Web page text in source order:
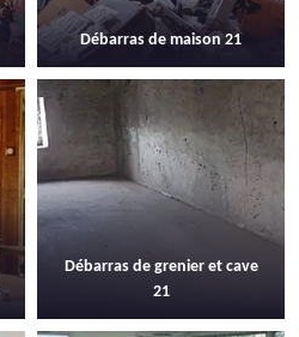
Débarras de maison 21
Débarras de grenier et cave
21